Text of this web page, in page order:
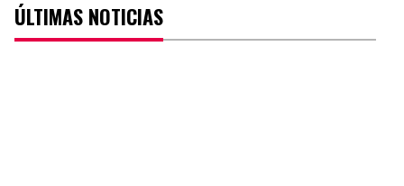
ÚLTIMAS NOTICIAS